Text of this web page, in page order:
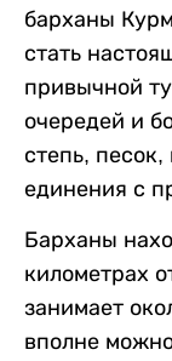
барханы
стать
привычной
очередей и
степь,
единения с
Барханы
километрах
занимает
вполне